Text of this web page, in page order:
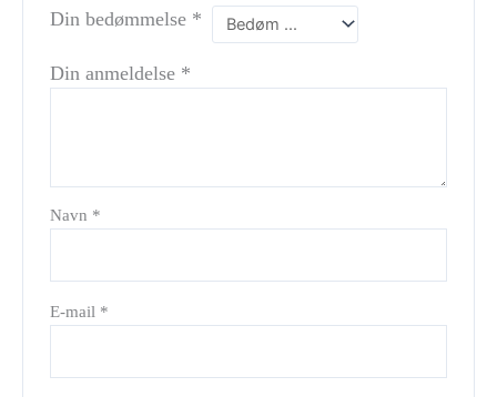
Din bedømmelse *
Din anmeldelse *
Navn *
E-mail *